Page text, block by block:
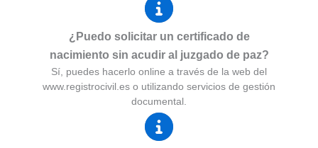
¿Puedo solicitar un certificado de
nacimiento sin acudir al juzgado de paz?
Sí, puedes hacerlo online a través de la web del
www.registrocivil.es o utilizando servicios de gestión
documental.